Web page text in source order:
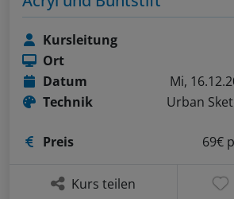
Kursleitung
Ort
Datum
Mi,
Technik
Urban
Preis
69€
Kurs teilen